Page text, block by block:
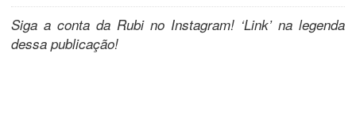
Siga a conta da Rubi no Instagram! ‘Link’ na legenda
dessa publicação!